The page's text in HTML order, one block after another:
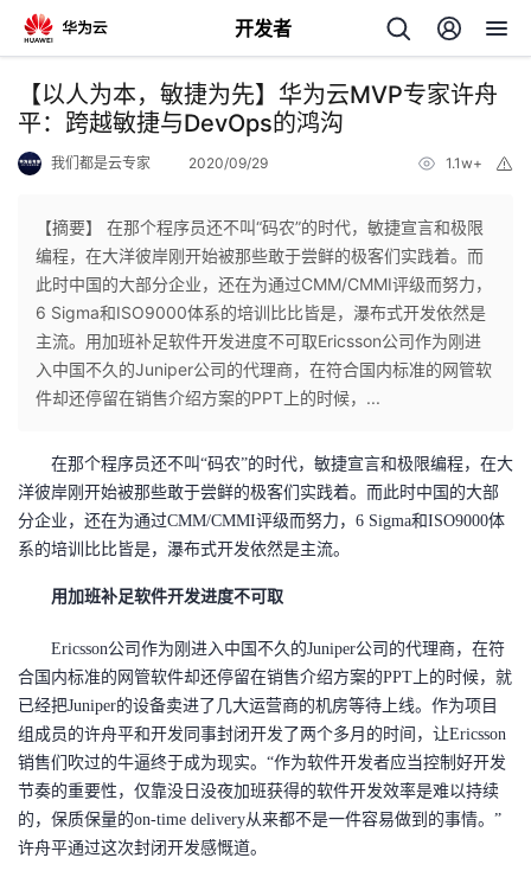
开发者
返
回
个
人
主
我
的
发
的
博
客
我
的
论
坛
我
的
圈
我
的
我
【以人为本，敏捷为先】华为云MVP专家许舟
平：跨越敏捷与DevOps的鸿沟
我们都是云专家 2020/09/29 1.1w+
【摘要】 在那个程序员还不叫“码农”的时代，敏捷宣言和极限
编程，在大洋彼岸刚开始被那些敢于尝鲜的极客们实践着。而
此时中国的大部分企业，还在为通过CMM/CMMI评级而努力，
6 Sigma和ISO9000体系的培训比比皆是，瀑布式开发依然是
主流。用加班补足软件开发进度不可取Ericsson公司作为刚进
入中国不久的Juniper公司的代理商，在符合国内标准的网管软
件却还停留在销售介绍方案的PPT上的时候，...
在那个程序员还不叫“码农”的时代，敏捷宣言和极限编程，在大
洋彼岸刚开始被那些敢于尝鲜的极客们实践着。而此时中国的大部
分企业，还在为通过CMM/CMMI评级而努力，6 Sigma和ISO9000体
系的培训比比皆是，瀑布式开发依然是主流。
用加班补足软件开发进度不可取
Ericsson公司作为刚进入中国不久的Juniper公司的代理商，在符
合国内标准的网管软件却还停留在销售介绍方案的PPT上的时候，就
已经把Juniper的设备卖进了几大运营商的机房等待上线。作为项目
组成员的许舟平和开发同事封闭开发了两个多月的时间，让Ericsson
销售们吹过的牛逼终于成为现实。“作为软件开发者应当控制好开发
节奏的重要性，仅靠没日没夜加班获得的软件开发效率是难以持续
的，保质保量的on-time delivery从来都不是一件容易做到的事情。”
许舟平通过这次封闭开发感慨道。